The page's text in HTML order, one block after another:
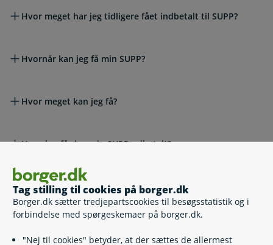
Tag stilling til cookies på borger.dk
Borger.dk sætter tredjepartscookies til besøgsstatistik og i
forbindelse med spørgeskemaer på borger.dk.
"Nej til cookies" betyder, at der sættes de allermest
Hvor meget har jeg tidligere fået indbetalt til SUPP?
Hvornår kan jeg få min SUPP?
Hvor meget kan jeg få?
Hvordan får jeg min SUPP udbetalt?
Hvad sker der med min SUPP, når jeg dør?